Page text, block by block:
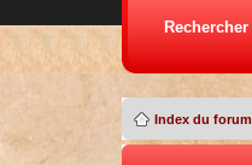
Rechercher
Index du forum